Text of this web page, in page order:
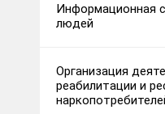
Информационная
людей
Организация
реабилитации и